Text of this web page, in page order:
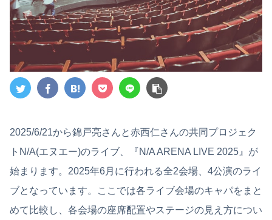
2025/6/21から錦戸亮さんと赤西仁さんの共同プロジェク
トN/A(エヌエー)のライブ、『N/A ARENA LIVE 2025』が
始まります。2025年6月に行われる全2会場、4公演のライ
ブとなっています。ここでは各ライブ会場のキャパをまと
めて比較し、各会場の座席配置やステージの見え方につい